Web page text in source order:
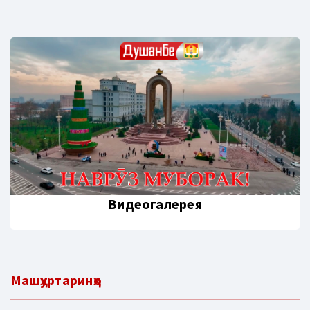
Видеогалерея
Машҳуртаринҳо